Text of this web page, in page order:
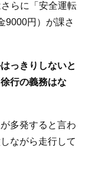
らに「安全運転
9000円）が課さ
っきりしないと
行の義務はな
多発すると言わ
ながら走行して